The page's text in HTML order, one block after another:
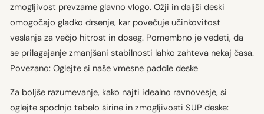
zmogljivost prevzame glavno vlogo. Ožji in daljši deski
omogočajo gladko drsenje, kar povečuje učinkovitost
veslanja za večjo hitrost in doseg. Pomembno je vedeti, da
se prilagajanje zmanjšani stabilnosti lahko zahteva nekaj časa.
Povezano: Oglejte si naše vmesne paddle deske
Za boljše razumevanje, kako najti idealno ravnovesje, si
oglejte spodnjo tabelo širine in zmogljivosti SUP deske: